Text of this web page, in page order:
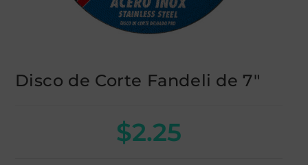
Disco de Corte Fandeli de 7"
$2.25